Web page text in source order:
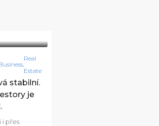
,
Real
Estate
stabilní.
je
i přes